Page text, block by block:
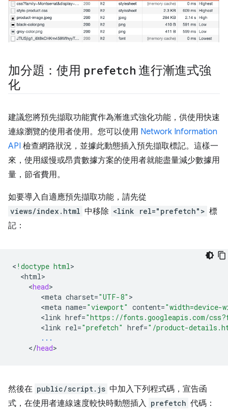
加分題：使用 prefetch 進行漸進式強
化
建議您將預先擷取功能實作為漸進式強化功能，供使用快速
連線瀏覽的使用者使用。您可以使用 Network Information
API 檢查網路狀況，並據此動態插入預先擷取標記。這樣一
來，使用緩慢或昂貴數據方案的使用者就能盡量減少數據用
量，節省費用。
如要導入自適應預先擷取功能，請先從
views/index.html 中移除 <link rel="prefetch"> 標
記：
< !doctype html
<html
<head
<meta charset="UTF-8"
<meta name="viewport" content=
<link href="https://fonts.googleapis.com/
<link rel="prefetch" href="/product-
...
</head
然後在 public/script.js 中加入下列程式碼，宣告函
式，在使用者連線速度較快時動態插入 prefetch 代碼：